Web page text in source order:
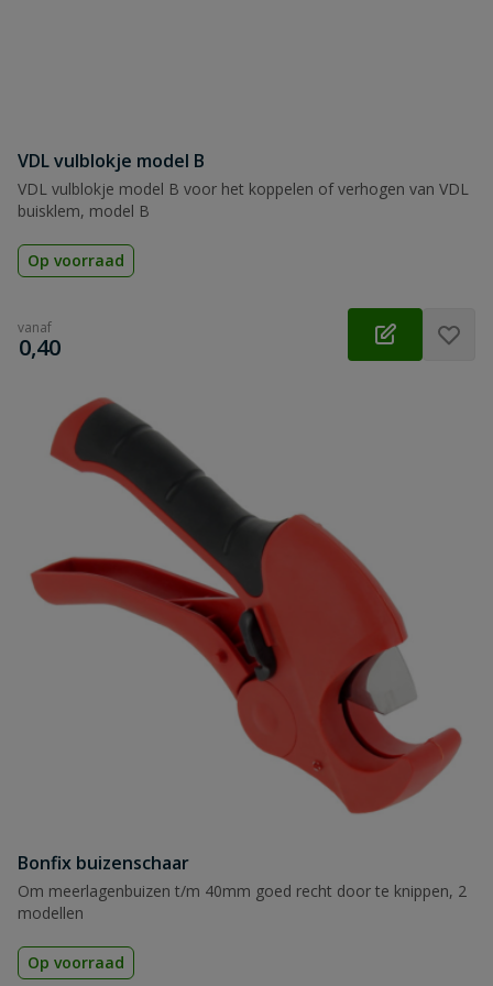
VDL vulblokje model B
VDL vulblokje model B voor het koppelen of verhogen van VDL
buisklem, model B
Op voorraad
vanaf
€
0,40
Bonfix buizenschaar
Om meerlagenbuizen t/m 40mm goed recht door te knippen, 2
modellen
Op voorraad